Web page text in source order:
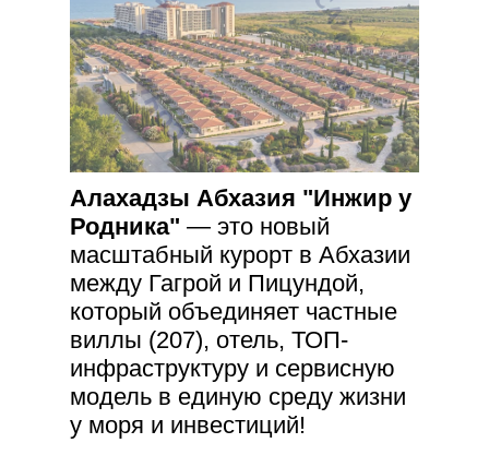
Алахадзы Абхазия "Инжир у
Родника" — это новый
масштабный курорт в Абхазии
между Гагрой и Пицундой,
который объединяет частные
виллы (207), отель, ТОП-
инфраструктуру и сервисную
модель в единую среду жизни
у моря и инвестиций!